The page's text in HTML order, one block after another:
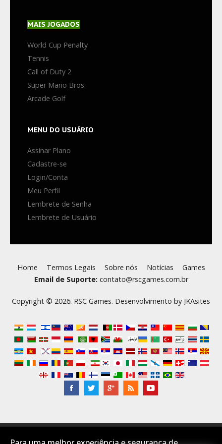
MAISJOGADOS
World Cup Penalty
Tennis
Call of Duty 2
Super Mario Bros.
Arcade Golf
MENU DO USUÁRIO
Assinar Plano
Cadastre-se
Login/Conta
Meu Perfil
Lembrete de Senha
Lembrete de Usuário
Home Termos Legais Sobre nós Notícias
Games
Email de Suporte: contato@rscgames.com.br
Copyright © 2026. RSC Games. Desenvolvimento by JKAsites